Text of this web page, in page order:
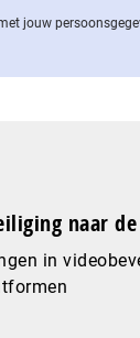
jouw
naar
in